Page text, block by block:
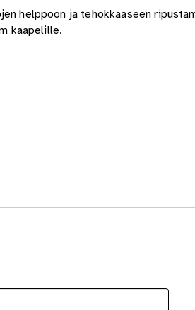
helppoon ja tehokkaaseen
kaapelille.